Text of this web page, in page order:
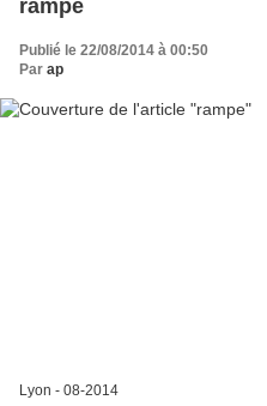
rampe
Publié le 22/08/2014 à 00:50
Par ap
Lyon - 08-2014